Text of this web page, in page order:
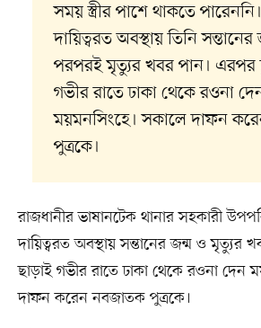
সময় স্ত্রীর পাশে থাকতে
দায়িত্বরত অবস্থায় তিনি
পরপরই মৃত্যুর খবর পান। এরপর
গভীর রাতে ঢাকা থেকে রওনা
ময়মনসিংহে। সকালে দাফন
পুত্রকে।
রাজধানীর ভাষানটেক থানার সহকারী
দায়িত্বরত অবস্থায় সন্তানের জন্ম ও মৃত্যুর
ছাড়াই গভীর রাতে ঢাকা থেকে রওনা দেন
দাফন করেন নবজাতক পুত্রকে।